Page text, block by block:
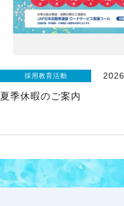
採用教育活動
夏季休暇のご案内